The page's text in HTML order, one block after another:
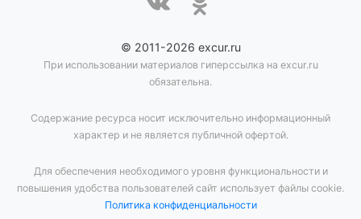
© 2011-2026 excur.ru
При использовании материалов гиперссылка на excur.ru
обязательна.
Содержание ресурса носит исключительно информационный
характер и не является публичной офертой.
Для обеспечения необходимого уровня функциональности и
повышения удобства пользователей сайт использует файлы cookie.
Политика конфиденциальности